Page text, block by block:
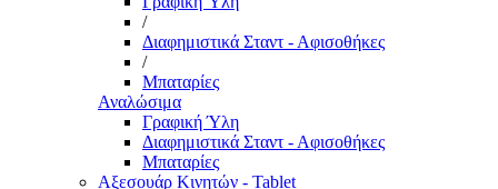
/
Διαφημιστικά Σταντ - Αφισοθήκες
/
Μπαταρίες
Αναλώσιμα
Γραφική Ύλη
Διαφημιστικά Σταντ - Αφισοθήκες
Μπαταρίες
Αξεσουάρ Κινητών - Tablet